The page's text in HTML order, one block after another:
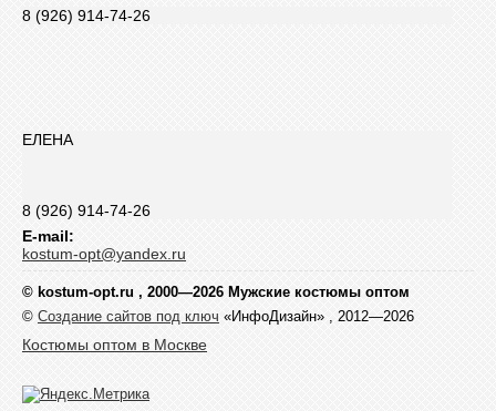
8 (926) 914-74-26
ЕЛЕНА
8 (926) 914-74-26
E-mail:
kostum-opt@yandex.ru
© kostum-opt.ru , 2000—2026 Мужские костюмы оптом
© Создание сайтов под ключ «ИнфоДизайн» , 2012—2026
Костюмы оптом в Москве